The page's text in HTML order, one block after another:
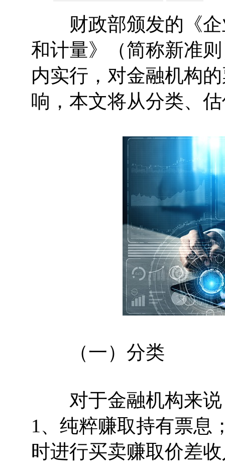
财政部颁发的《企
和计量》（简称新准
内实行，对金融机构
响，本文将从分类、
（一）分类
对于金融机构来说
1、纯粹赚取持有票息
时进行买卖赚取价差